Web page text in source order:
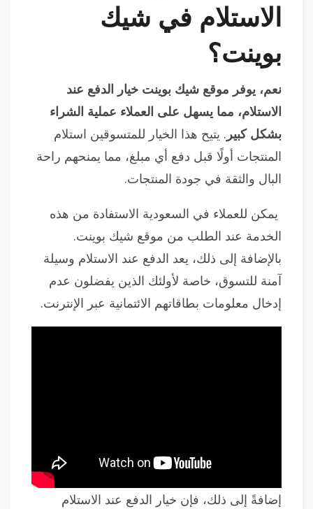
الاستلام في شيك
بوينت؟
نعم، يوفر موقع شيك بوينت خيار الدفع عند
الاستلام، مما يسهل على العملاء عملية الشراء
بشكل كبير . يتيح هذا الخيار للمتسوقين استلام
المنتجات أولًا قبل دفع أي مبلغ، مما يمنحهم راحة
البال والثقة في جودة المنتجات.
يمكن للعملاء في السعودية الاستفادة من هذه
الخدمة عند الطلب من موقع شيك بوينت.
بالإضافة إلى ذلك، يعد الدفع عند الاستلام وسيلة
آمنة للتسوق، خاصة لأولئك الذين يفضلون عدم
إدخال معلومات بطاقاتهم الائتمانية عبر الإنترنت.
إضافةً إلى ذلك، فإن خيار الدفع عند الاستلام